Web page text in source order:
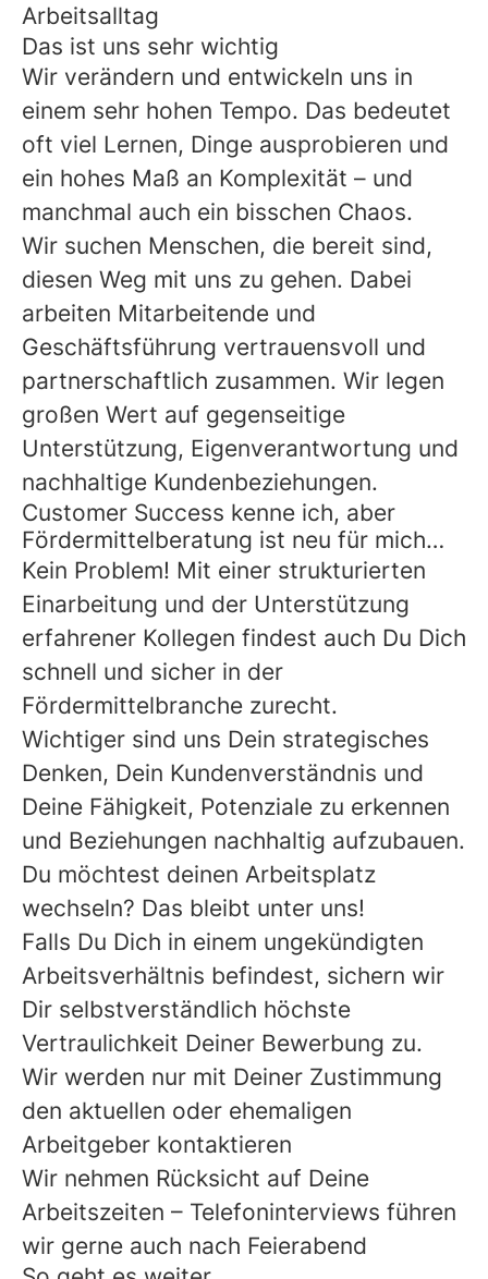
Arbeitsalltag
Das ist uns sehr wichtig
Wir verändern und entwickeln uns in
einem sehr hohen Tempo. Das bedeutet
oft viel Lernen, Dinge ausprobieren und
ein hohes Maß an Komplexität – und
manchmal auch ein bisschen Chaos.
Wir suchen Menschen, die bereit sind,
diesen Weg mit uns zu gehen. Dabei
arbeiten Mitarbeitende und
Geschäftsführung vertrauensvoll und
partnerschaftlich zusammen. Wir legen
großen Wert auf gegenseitige
Unterstützung, Eigenverantwortung und
nachhaltige Kundenbeziehungen.
Customer Success kenne ich, aber
Fördermittelberatung ist neu für mich…
Kein Problem! Mit einer strukturierten
Einarbeitung und der Unterstützung
erfahrener Kollegen findest auch Du Dich
schnell und sicher in der
Fördermittelbranche zurecht.
Wichtiger sind uns Dein strategisches
Denken, Dein Kundenverständnis und
Deine Fähigkeit, Potenziale zu erkennen
und Beziehungen nachhaltig aufzubauen.
Du möchtest deinen Arbeitsplatz
wechseln? Das bleibt unter uns!
Falls Du Dich in einem ungekündigten
Arbeitsverhältnis befindest, sichern wir
Dir selbstverständlich höchste
Vertraulichkeit Deiner Bewerbung zu.
Wir werden nur mit Deiner Zustimmung
den aktuellen oder ehemaligen
Arbeitgeber kontaktieren
Wir nehmen Rücksicht auf Deine
Arbeitszeiten – Telefoninterviews führen
wir gerne auch nach Feierabend